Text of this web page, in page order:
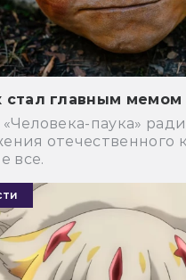
стал главным мемом
паука» ради
отечественного
все.